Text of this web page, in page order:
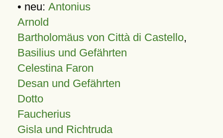
• neu: Antonius
Arnold
Bartholomäus von Città di Castello,
Basilius und Gefährten
Celestina Faron
Desan und Gefährten
Dotto
Faucherius
Gisla und Richtruda